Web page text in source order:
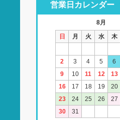
営業日カレンダー
8月
日
月 火 水 木
2
3 4 5 6
9
10 11 12 13
16
17 18 19 20
23
24 25 26 27
30
31